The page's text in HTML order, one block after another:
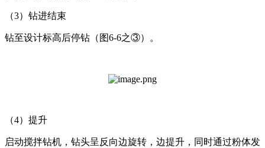
（3）钻进结束
钻至设计标高后停钻（图6-6之③）。
（4）提升
启动搅拌钻机，钻头呈反向边旋转，边提升，同时通过粉体发